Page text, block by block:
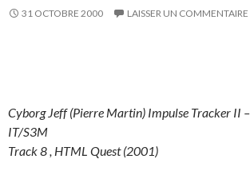
31 OCTOBRE 2000 LAISSER UN COMMENTAIRE
Cyborg Jeff (Pierre Martin) Impulse Tracker II
IT/S3M
Track 8 , HTML Quest (2001)